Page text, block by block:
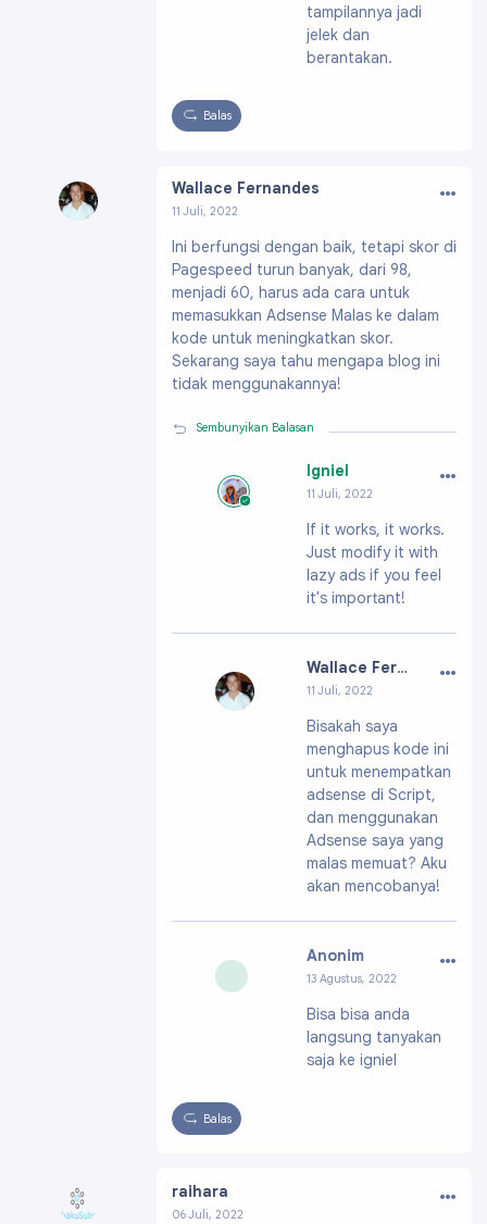
file/091991703796
61896200
tampilannya jadi
jelek dan
berantakan.
Balas
Wallace Fernandes
11 Juli, 2022
1195043532387934
…
Ini berfungsi dengan baik, tetapi skor di
Pagespeed turun banyak, dari 98,
menjadi 60, harus ada cara untuk
memasukkan Adsense Malas ke dalam
kode untuk meningkatkan skor.
Sekarang saya tahu mengapa blog ini
tidak menggunakannya!
Sembunyikan Balasan
Igniel
11 Juli, 2022
w.blogger.com/pro
file/091991703796
61896200
…
If it works, it works.
Just modify it with
lazy ads if you feel
it's important!
Wallace Fernandes
11 Juli, 2022
w.blogger.com/pro
file/039211950435
…
Bisakah saya
menghapus kode ini
untuk menempatkan
adsense di Script,
dan menggunakan
Adsense saya yang
malas memuat? Aku
akan mencobanya!
Anonim
13 Agustus, 2022
…
Bisa bisa anda
langsung tanyakan
saja ke igniel
Balas
raihara
06 Juli, 2022
…